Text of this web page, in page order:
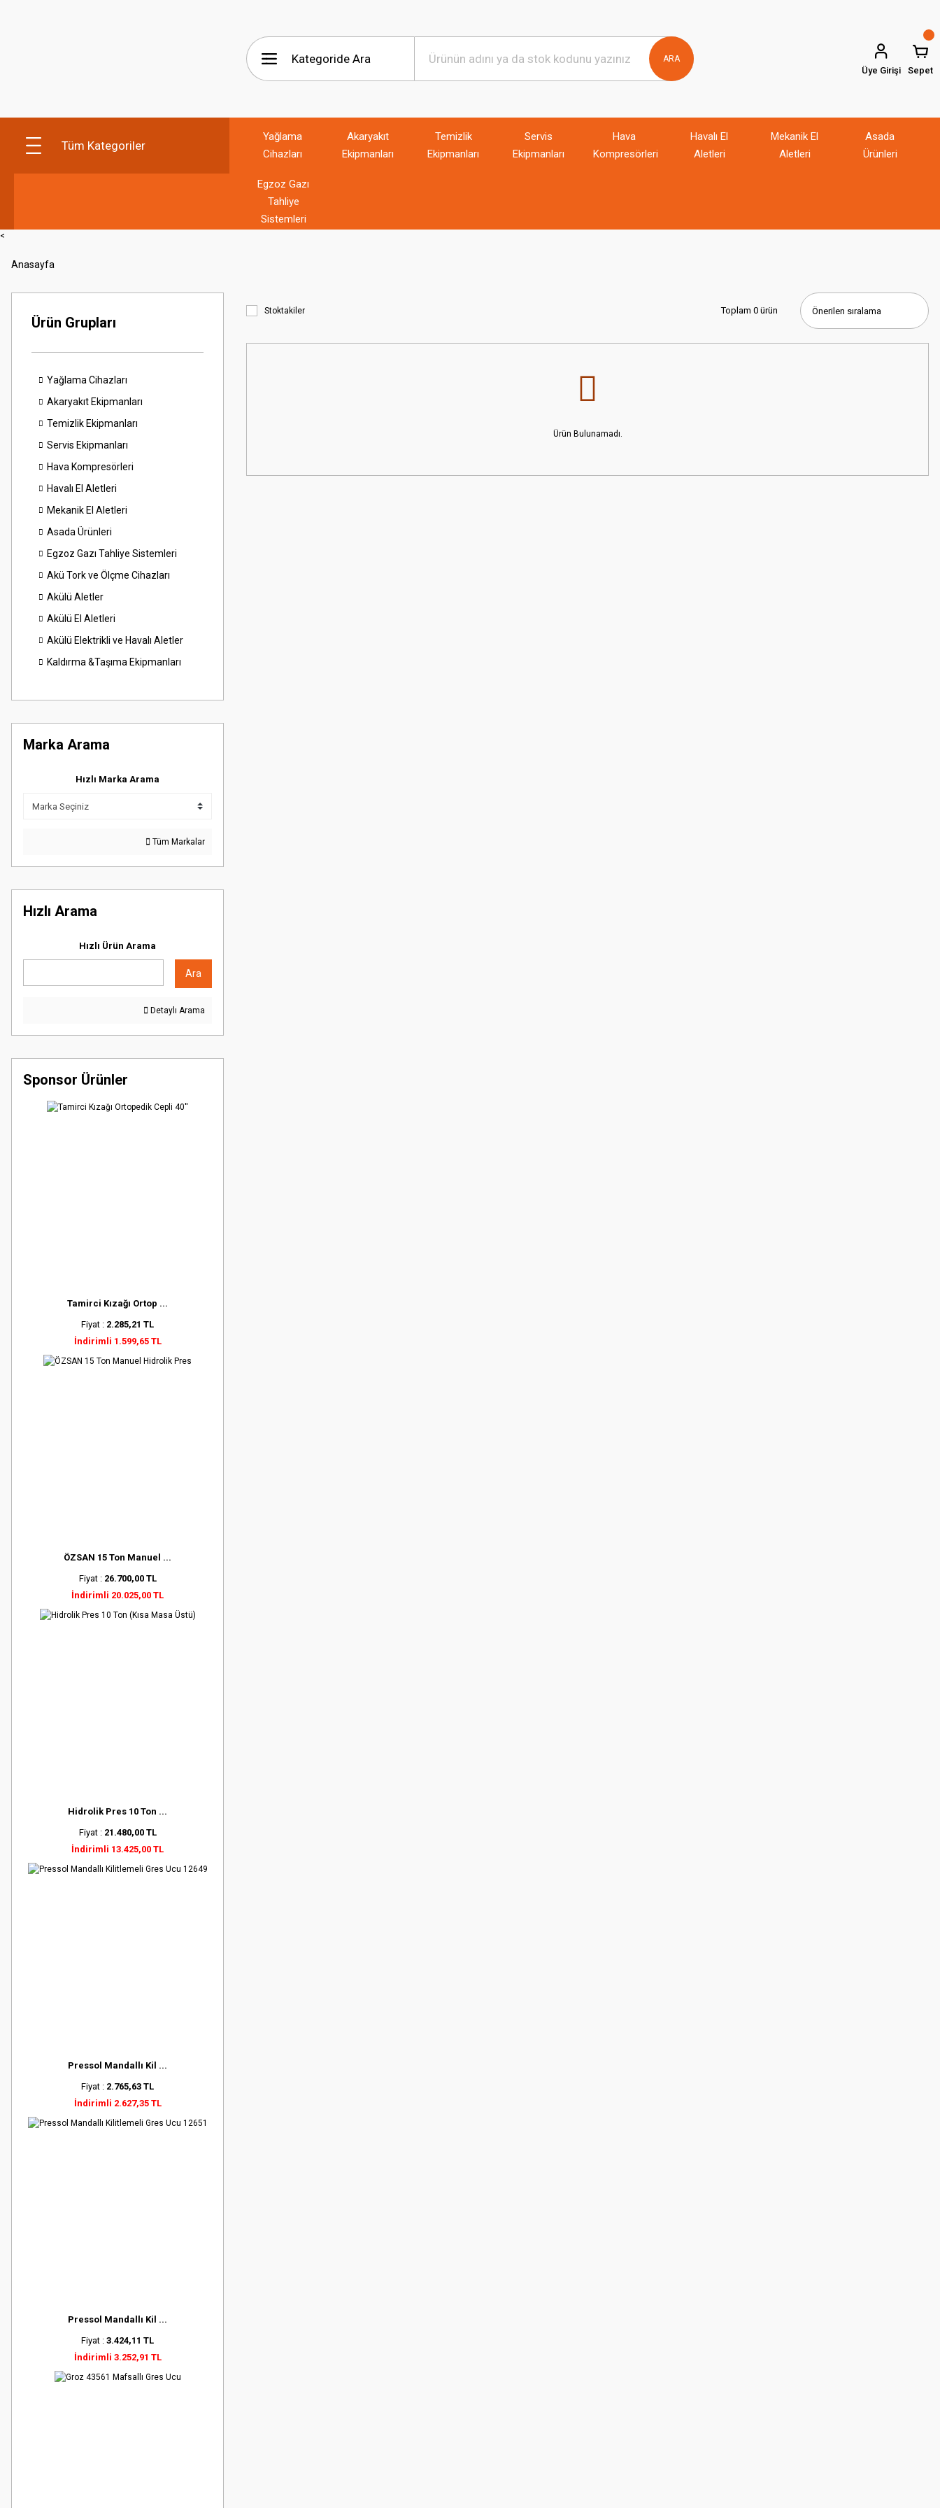
ARA
Üye Girişi Sepet
Tüm Kategoriler
Yağlama
Cihazları
Akaryakıt
Ekipmanları
Temizlik
Ekipmanları
Servis
Ekipmanları
Hava
Kompresörleri
Havalı El
Aletleri
Mekanik El
Aletleri
Asada
Ürünleri
Egzoz Gazı
Tahliye
Sistemleri
<
Anasayfa
Ürün Grupları
Yağlama Cihazları
Akaryakıt Ekipmanları
Temizlik Ekipmanları
Servis Ekipmanları
Hava Kompresörleri
Havalı El Aletleri
Mekanik El Aletleri
Asada Ürünleri
Egzoz Gazı Tahliye Sistemleri
Akü Tork ve Ölçme Cihazları
Akülü Aletler
Akülü El Aletleri
Akülü Elektrikli ve Havalı Aletler
Kaldırma &Taşıma Ekipmanları
Marka Arama
Hızlı Marka Arama
Tüm Markalar
Hızlı Arama
Hızlı Ürün Arama
Ara
Detaylı Arama
Sponsor Ürünler
Tamirci Kızağı Ortop ...
Fiyat : 2.285,21 TL
İndirimli 1.599,65 TL
ÖZSAN 15 Ton Manuel ...
Fiyat : 26.700,00 TL
İndirimli 20.025,00 TL
Hidrolik Pres 10 Ton ...
Fiyat : 21.480,00 TL
İndirimli 13.425,00 TL
Pressol Mandallı Kil ...
Fiyat : 2.765,63 TL
İndirimli 2.627,35 TL
Pressol Mandallı Kil ...
Fiyat : 3.424,11 TL
İndirimli 3.252,91 TL
Stoktakiler Toplam 0 ürün
Ürün Bulunamadı.